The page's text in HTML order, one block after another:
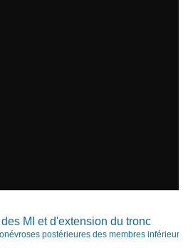
MI et d'extension du tronc
postérieures des membres inférieurs